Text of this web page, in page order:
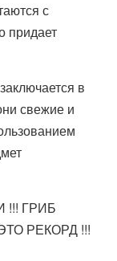
с
придает
в
свежие и
ГРИБ
РЕКОРД !!!